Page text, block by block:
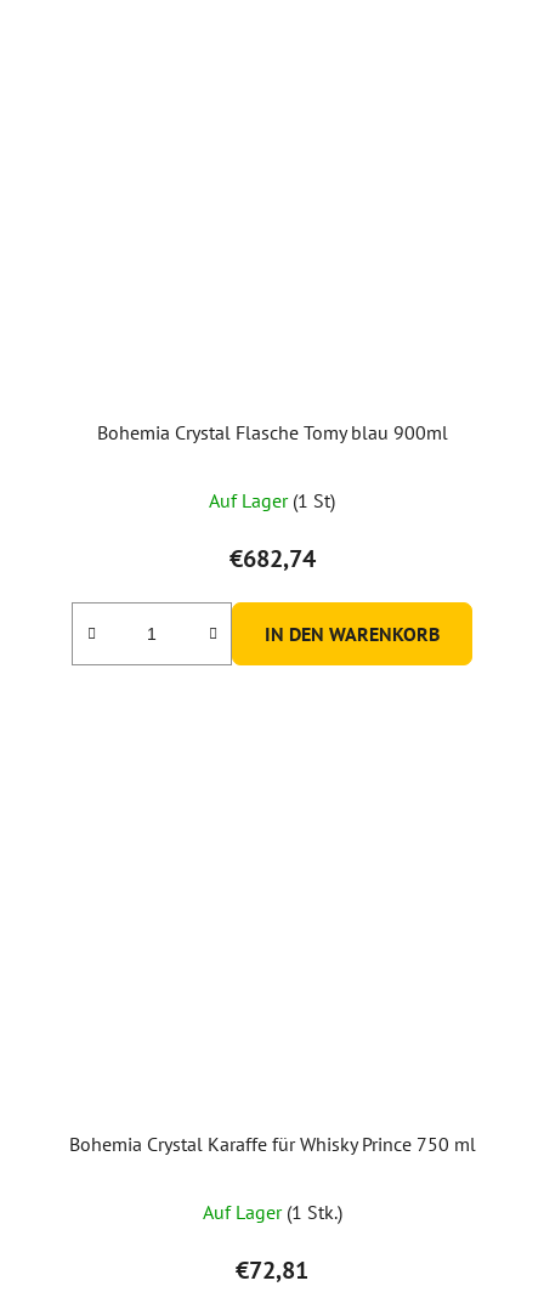
Bohemia Crystal Flasche Tomy blau 900ml
Auf Lager (1 St)
€682,74
IN DEN WARENKORB
Bohemia Crystal Karaffe für Whisky Prince 750 ml
Auf Lager (1 Stk.)
€72,81